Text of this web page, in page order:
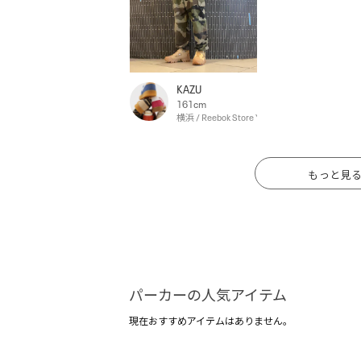
KAZU
161cm
横浜 / Reebok Store Yokohama
もっと見
パーカーの人気アイテム
現在おすすめアイテムはありません。